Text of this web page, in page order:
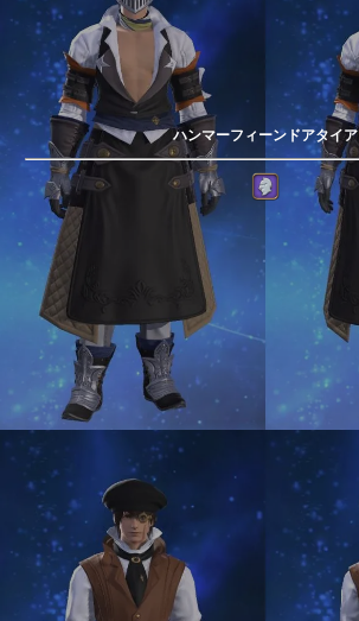
ハンマーフィーンドアタイア